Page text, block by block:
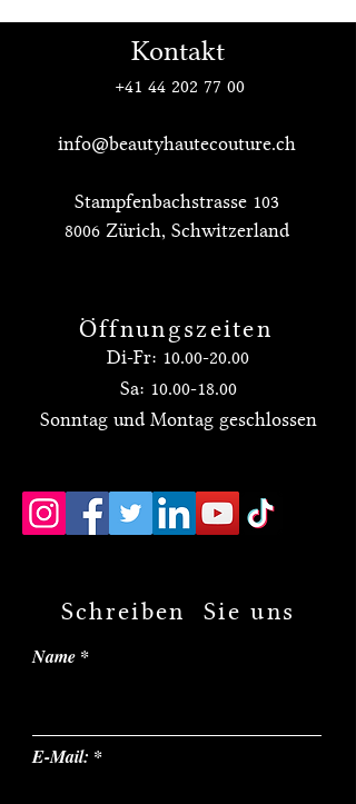
Kontakt
+41 44 202 77 00
info@beautyhautecouture.ch
Stampfenbachstrasse 103
8006 Zürich, Schwitzerland
Öffnungszeiten
Di-Fr: 10.00-20.00
Sa: 10.00-18.00
Sonntag und Montag geschlossen
Schreiben Sie uns
Name
E-Mail: